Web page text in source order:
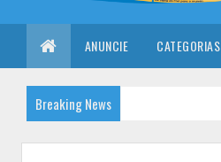
ANUNCIE CATEGORIAS
Breaking News